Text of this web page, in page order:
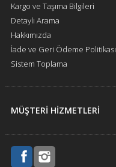
Kargo ve Taşıma Bilgileri
Detaylı Arama
Hakkımızda
İade ve Geri Ödeme Politikası
Sistem Toplama
MÜŞTERİ HİZMETLERİ